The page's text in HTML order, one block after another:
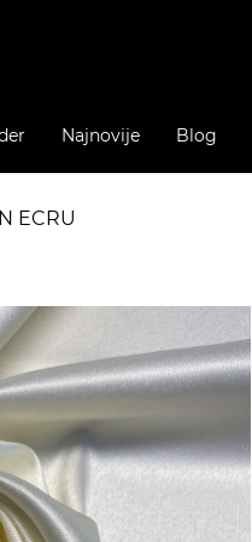
Najnovije Blog
ECRU